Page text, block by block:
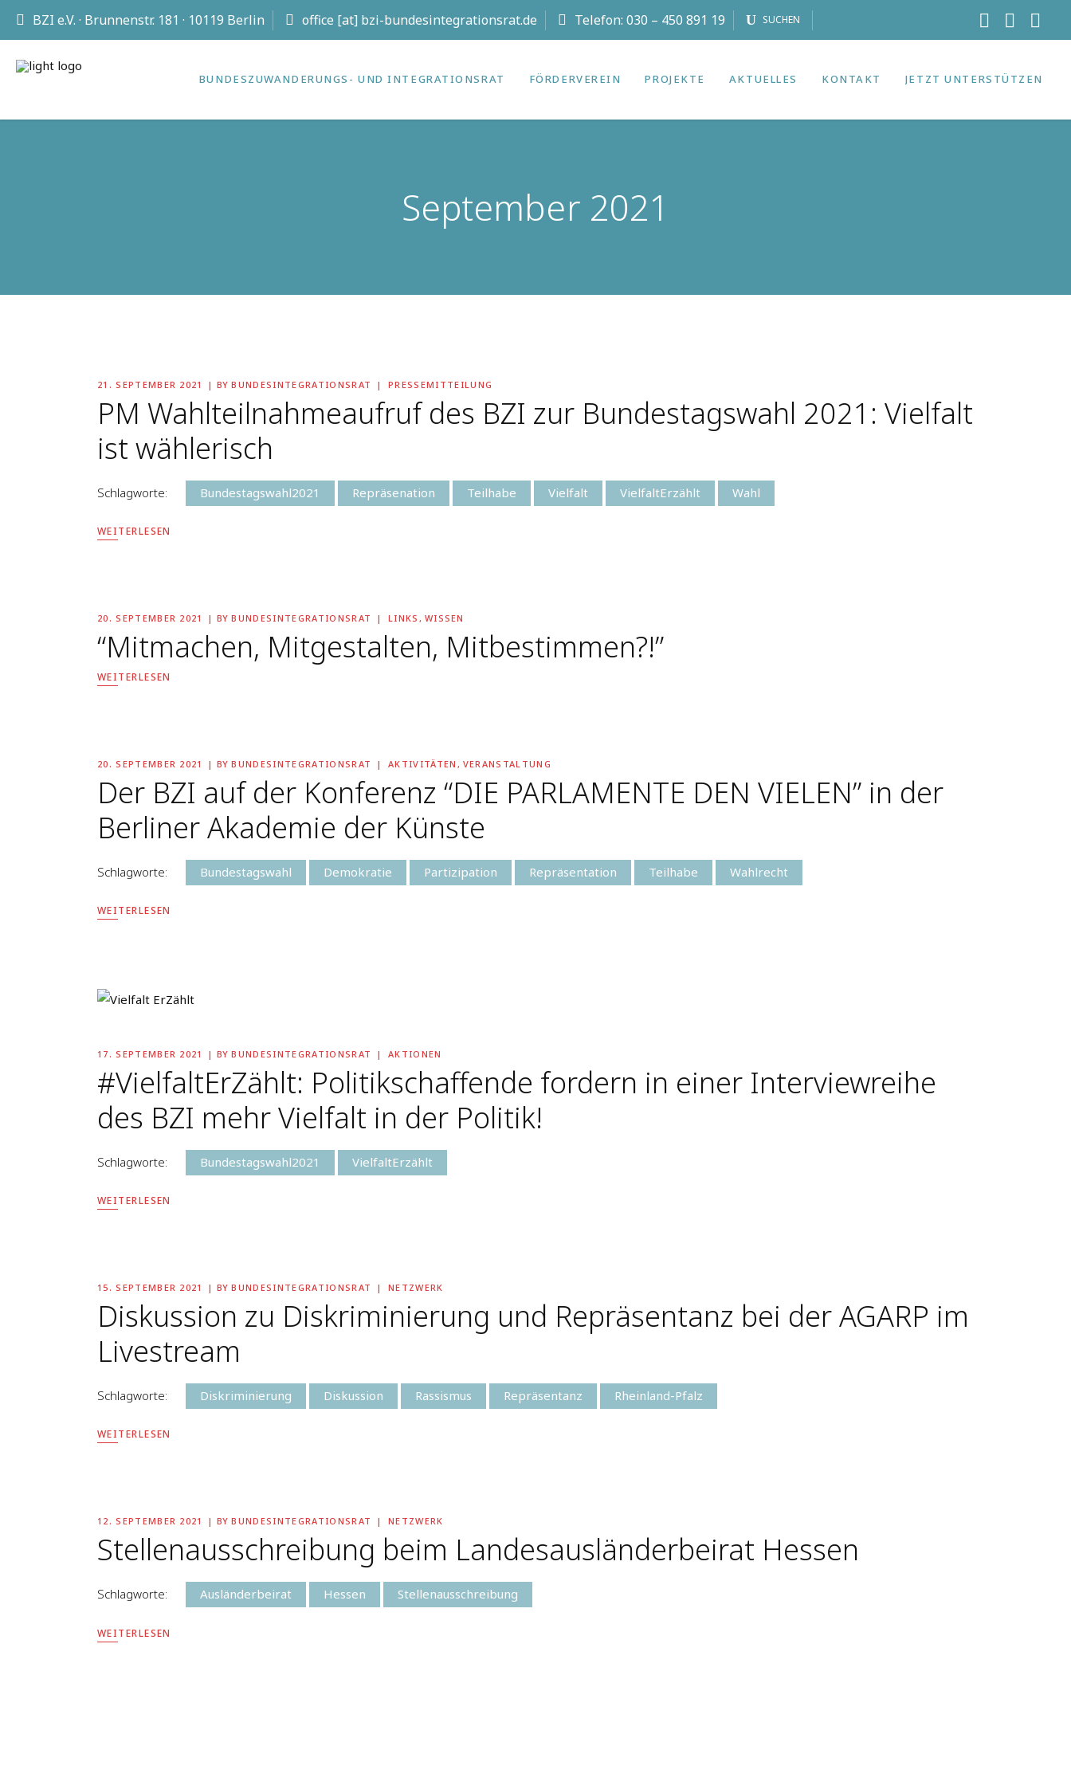
BZI e.V. · Brunnenstr. 181 · 10119 Berlin office [at] bzi-bundesintegrationsrat.de Telefon: 030 – 450 891 19 SUCHEN
BUNDES­ZUWANDERUNGS- UND INTEGRATIONS­RAT FÖRDERVEREIN PROJEKTE AKTUELLES KONTAKT JETZT UNTERSTÜTZEN
September 2021
21. SEPTEMBER 2021 BYBUNDESINTEGRATIONSRAT PRESSEMITTEILUNG
PM Wahlteilnahmeaufruf des BZI zur Bundestagswahl 2021: Vielfalt
ist wählerisch
Schlagworte: Bundestagswahl2021 Repräsenation Teilhabe Vielfalt VielfaltErzählt Wahl
WEITERLESEN
20. SEPTEMBER 2021 BYBUNDESINTEGRATIONSRAT LINKS , WISSEN
“Mitmachen, Mitgestalten, Mitbestimmen?!”
WEITERLESEN
20. SEPTEMBER 2021 BYBUNDESINTEGRATIONSRAT AKTIVITÄTEN , VERANSTALTUNG
Der BZI auf der Konferenz “DIE PARLAMENTE DEN VIELEN” in der
Berliner Akademie der Künste
Schlagworte: Bundestagswahl Demokratie Partizipation Repräsentation Teilhabe Wahlrecht
WEITERLESEN
17. SEPTEMBER 2021 BYBUNDESINTEGRATIONSRAT AKTIONEN
#VielfaltErZählt: Politikschaffende fordern in einer Interviewreihe
des BZI mehr Vielfalt in der Politik!
Schlagworte: Bundestagswahl2021 VielfaltErzählt
WEITERLESEN
15. SEPTEMBER 2021 BYBUNDESINTEGRATIONSRAT NETZWERK
Diskussion zu Diskriminierung und Repräsentanz bei der AGARP im
Livestream
Schlagworte: Diskriminierung Diskussion Rassismus Repräsentanz Rheinland-Pfalz
WEITERLESEN
12. SEPTEMBER 2021 BYBUNDESINTEGRATIONSRAT NETZWERK
Stellenausschreibung beim Landesausländerbeirat Hessen
Schlagworte: Ausländerbeirat Hessen Stellenausschreibung
WEITERLESEN